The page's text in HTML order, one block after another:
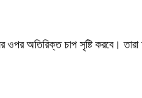
ওপর অতিরিক্ত চাপ সৃষ্টি করবে।